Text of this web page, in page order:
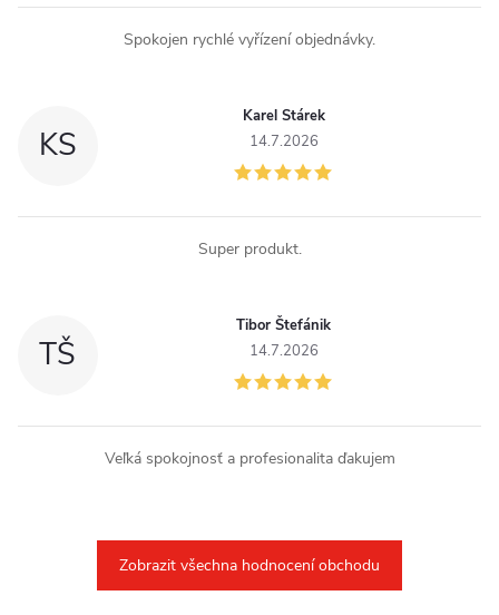
Spokojen rychlé vyřízení objednávky.
KS
Karel Stárek
14.7.2026
Super produkt.
TŠ
Tibor Štefánik
14.7.2026
Veľká spokojnosť a profesionalita ďakujem
Zobrazit všechna hodnocení obchodu